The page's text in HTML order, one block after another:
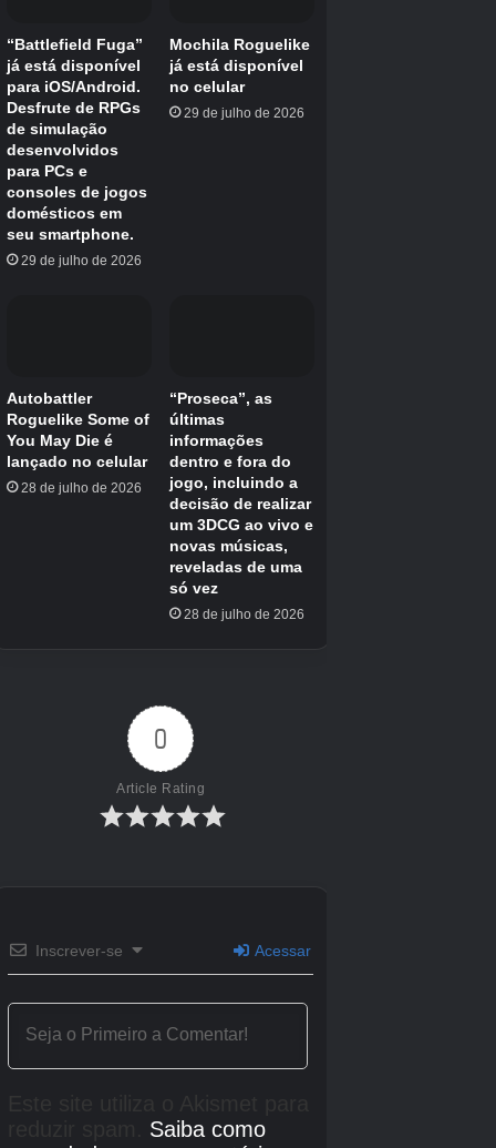
Battlefield Studios
Motor
Frostbite
Multiplayer
Um jogador único
Compatibilidade do convés a vapor
Créditos Autor